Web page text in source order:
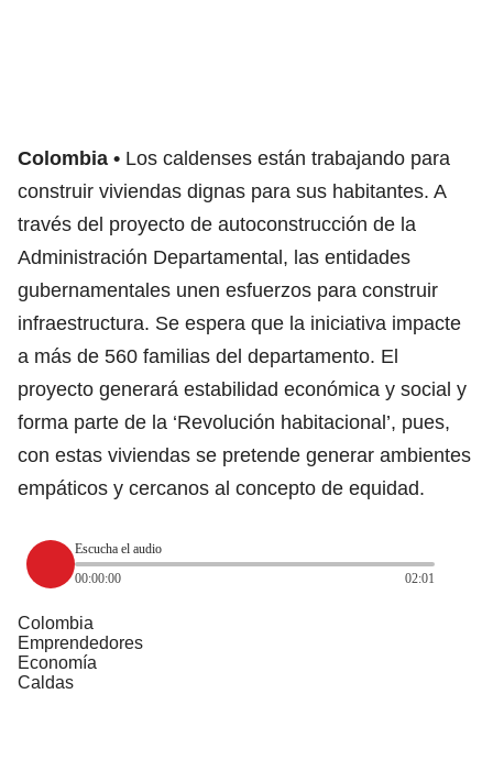
Colombia
Los caldenses están trabajando para
construir viviendas dignas para sus habitantes. A
través del proyecto de autoconstrucción de la
Administración Departamental, las entidades
gubernamentales unen esfuerzos para construir
infraestructura. Se espera que la iniciativa impacte
a más de 560 familias del departamento. El
proyecto generará estabilidad económica y social y
forma parte de la ‘Revolución habitacional’, pues,
con estas viviendas se pretende generar ambientes
empáticos y cercanos al concepto de equidad.
Escucha el audio
00:00:00
02:01
Colombia
Emprendedores
Economía
Caldas